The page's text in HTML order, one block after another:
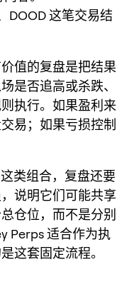
DOOD 这笔交易结
值的复盘是把结果
是否追高或杀跌、
执行。如果盈利来
易；如果亏损控制
类组合，复盘还要
说明它们可能共享
仓位，而不是分别
Perps 适合作为执
这套固定流程。